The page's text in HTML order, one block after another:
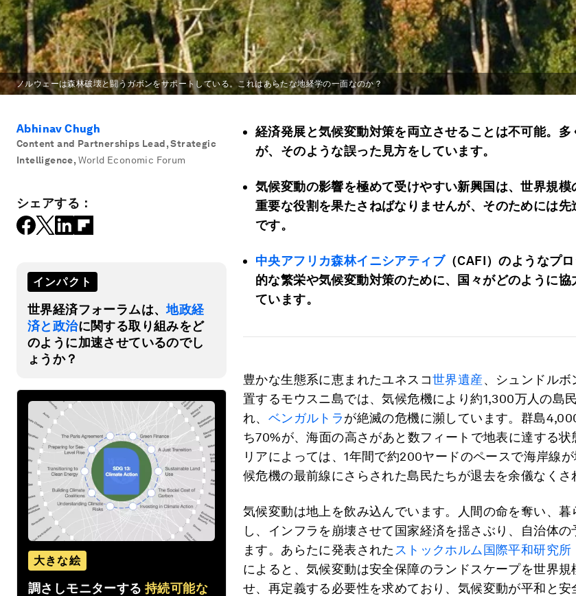
ノルウェーは森林破壊と闘うガボンをサポートしている。これはあらたな地経学の一面なのか？
Abhinav Chugh
Content and Partnerships Lead, Strategic
Intelligence, World Economic Forum
シェアする：
インパクト
世界経済フォーラムは、地政経
済と政治に関する取り組みをど
のように加速させているのでし
ょうか？
大きな絵
調さしモニターする 持続可能な
経済発展と気候変動対策を両立させることは不可能。多
が、そのような誤った見方をしています。
気候変動の影響を極めて受けやすい新興国は、世界規模
重要な役割を果たさねばなりませんが、そのためには先
です。
中央アフリカ森林イニシアティブ（CAFI）のようなプ
的な繁栄や気候変動対策のために、国々がどのように協
ています。
豊かな生態系に恵まれたユネスコ世界遺産、シュンドル
置するモウスニ島では、気候危機により約1,300万人の島
れ、 ベンガルトラが絶滅の危機に瀕しています。群島
ち70%が、海面の高さがあと数フィートで地表に達する
リアによっては、1年間で約200ヤードのペースで海岸線
候危機の最前線にさらされた島民たちが退去を余儀なくさ
気候変動は地上を飲み込んでいます。人間の命を奪い、暮
し、インフラを崩壊させて国家経済を揺さぶり、自治体の
ます。あらたに発表された ストックホルム国際平和研究所
によると、気候変動は安全保障のランドスケープを世界規
せ、再定義する必要性を求めており、気候変動が平和と安